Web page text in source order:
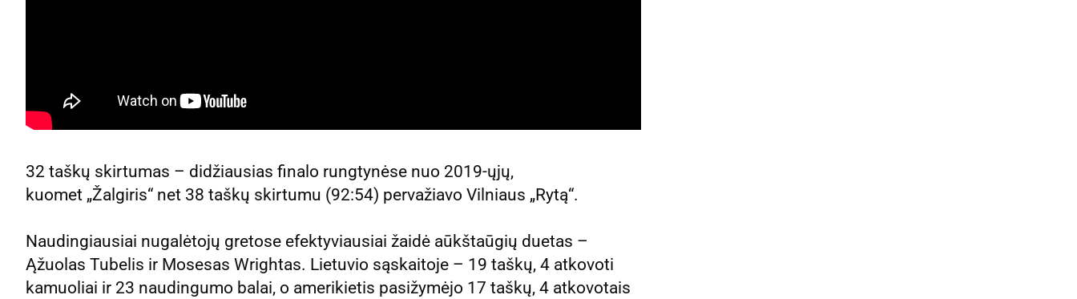
32 taškų skirtumas – didžiausias finalo rungtynėse nuo 2019-ųjų,
kuomet „Žalgiris“ net 38 taškų skirtumu (92:54) pervažiavo Vilniaus „Rytą“.
Naudingiausiai nugalėtojų gretose efektyviausiai žaidė aūkštaūgių duetas –
Ąžuolas Tubelis ir Mosesas Wrightas. Lietuvio sąskaitoje – 19 taškų, 4 atkovoti
kamuoliai ir 23 naudingumo balai, o amerikietis pasižymėjo 17 taškų, 4 atkovotais